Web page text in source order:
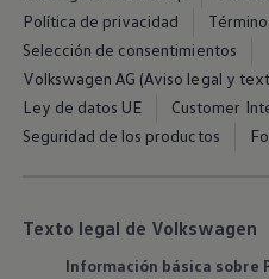
Reutilización
El sonido del ID.
Plan Auto+ en
Mundo Volkswagen
Volkswagen Canarias
Digital Showroom
Club Fidelización
Blog
Política de privacidad
Selección de consentimientos
Volkswagen AG (Aviso legal y
Ley de datos UE
Customer
Seguridad de los productos
Texto legal de Volkswagen
Información básica sobre